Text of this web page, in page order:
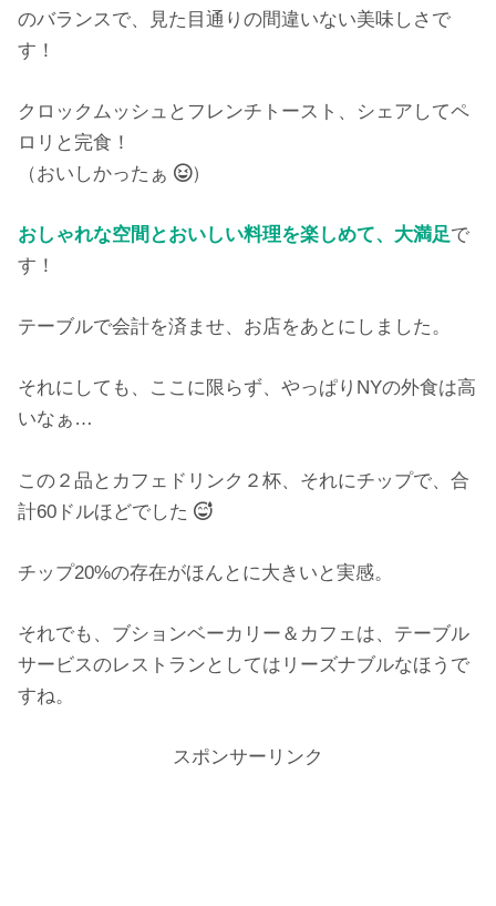
のバランスで、見た目通りの間違いない美味しさで
す！
クロックムッシュとフレンチトースト、シェアしてペ
ロリと完食！
（おいしかったぁ
）
おしゃれな空間とおいしい料理を楽しめて、大満足で
す！
テーブルで会計を済ませ、お店をあとにしました。
それにしても、ここに限らず、やっぱりNYの外食は高
いなぁ…
この２品とカフェドリンク２杯、それにチップで、合
計60ドルほどでした
チップ20%の存在がほんとに大きいと実感。
それでも、ブションベーカリー＆カフェは、テーブル
サービスのレストランとしてはリーズナブルなほうで
すね。
スポンサーリンク